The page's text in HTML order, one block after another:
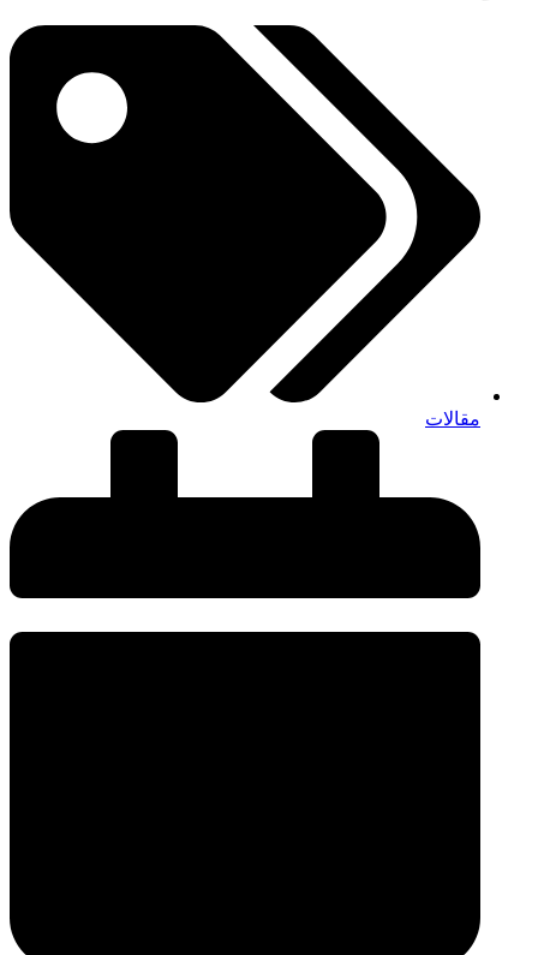
مقالات